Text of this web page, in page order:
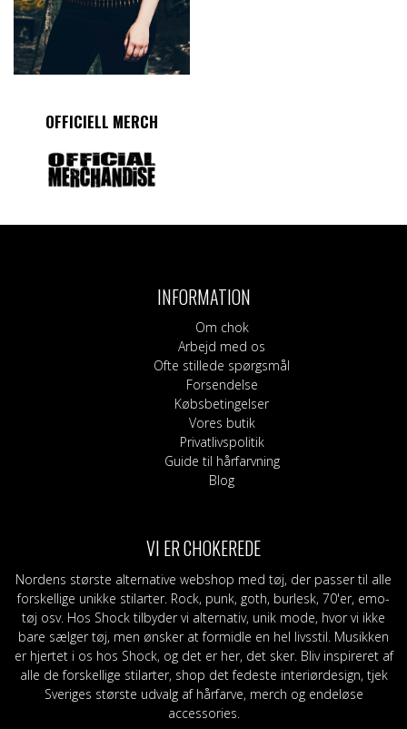
OFFICIELL MERCH
INFORMATION
Om chok
Arbejd med os
Ofte stillede spørgsmål
Forsendelse
Købsbetingelser
Vores butik
Privatlivspolitik
Guide til hårfarvning
Blog
VI ER CHOKEREDE
Nordens største alternative webshop med tøj, der passer til alle
forskellige unikke stilarter. Rock, punk, goth, burlesk, 70'er, emo-
tøj osv. Hos Shock tilbyder vi alternativ, unik mode, hvor vi ikke
bare sælger tøj, men ønsker at formidle en hel livsstil. Musikken
er hjertet i os hos Shock, og det er her, det sker. Bliv inspireret af
alle de forskellige stilarter, shop det fedeste interiørdesign, tjek
Sveriges største udvalg af hårfarve, merch og endeløse
accessories.